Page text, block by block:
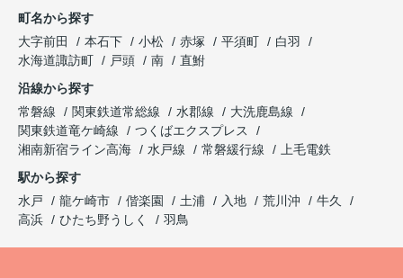
町名から探す
大字前田
本石下 小松 赤塚 平須町
白羽
水海道諏訪町
戸頭 南
直鮒
沿線から探す
常磐線
関東鉄道常総線 水郡線
大洗鹿島線
関東鉄道竜ケ崎線
つくばエクスプレス
湘南新宿ライン高海
水戸線 常磐緩行線
上毛電鉄
駅から探す
水戸
龍ケ崎市 偕楽園 土浦 入地 荒川沖
牛久
高浜
ひたち野うしく 羽鳥